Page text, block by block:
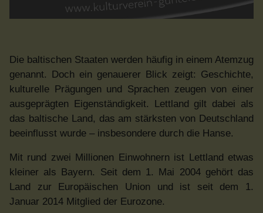
Die baltischen Staaten werden häufig in einem Atemzug
genannt. Doch ein genauerer Blick zeigt: Geschichte,
kulturelle Prägungen und Sprachen zeugen von einer
ausgeprägten Eigenständigkeit. Lettland gilt dabei als
das baltische Land, das am stärksten von Deutschland
beeinflusst wurde – insbesondere durch die Hanse.
Mit rund zwei Millionen Einwohnern ist Lettland etwas
kleiner als Bayern. Seit dem 1. Mai 2004 gehört das
Land zur Europäischen Union und ist seit dem 1.
Januar 2014 Mitglied der Eurozone.